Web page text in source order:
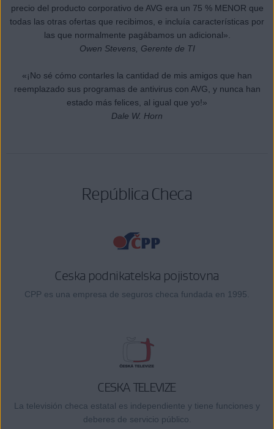
precio del producto corporativo de AVG era un 75 % MENOR que
todas las otras ofertas que recibimos, e incluía características por
las que normalmente pagábamos un adicional».
Owen Stevens, Gerente de TI
«¡No sé cómo contarles la cantidad de mis amigos que han
reemplazado sus programas de antivirus con AVG, y nunca han
estado más felices, al igual que yo!»
Dale W. Horn
República Checa
Ceska podnikatelska pojistovna
CPP es una empresa de seguros checa fundada en 1995.
CESKA TELEVIZE
La televisión checa estatal es independiente y tiene funciones y
deberes de servicio público.